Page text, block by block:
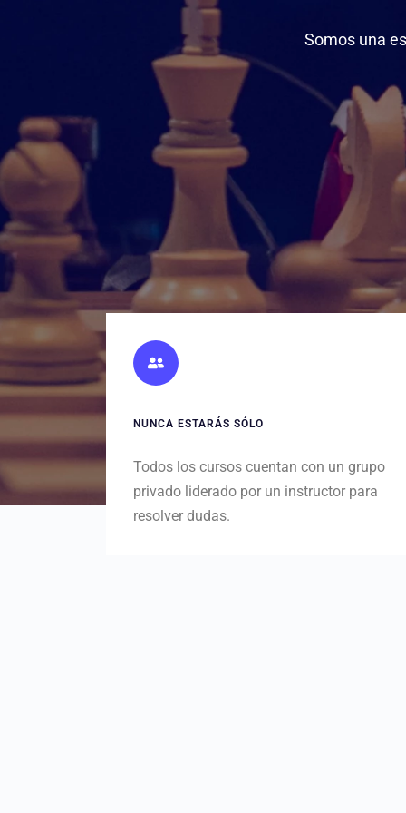
Somos una
NUNCA ESTARÁS SÓLO
Todos los cursos cuentan con un grupo
privado liderado por un instructor para
resolver dudas.